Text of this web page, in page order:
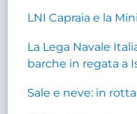
LNI Capraia e la
La Lega Navale
barche in regata a
Sale e neve: in